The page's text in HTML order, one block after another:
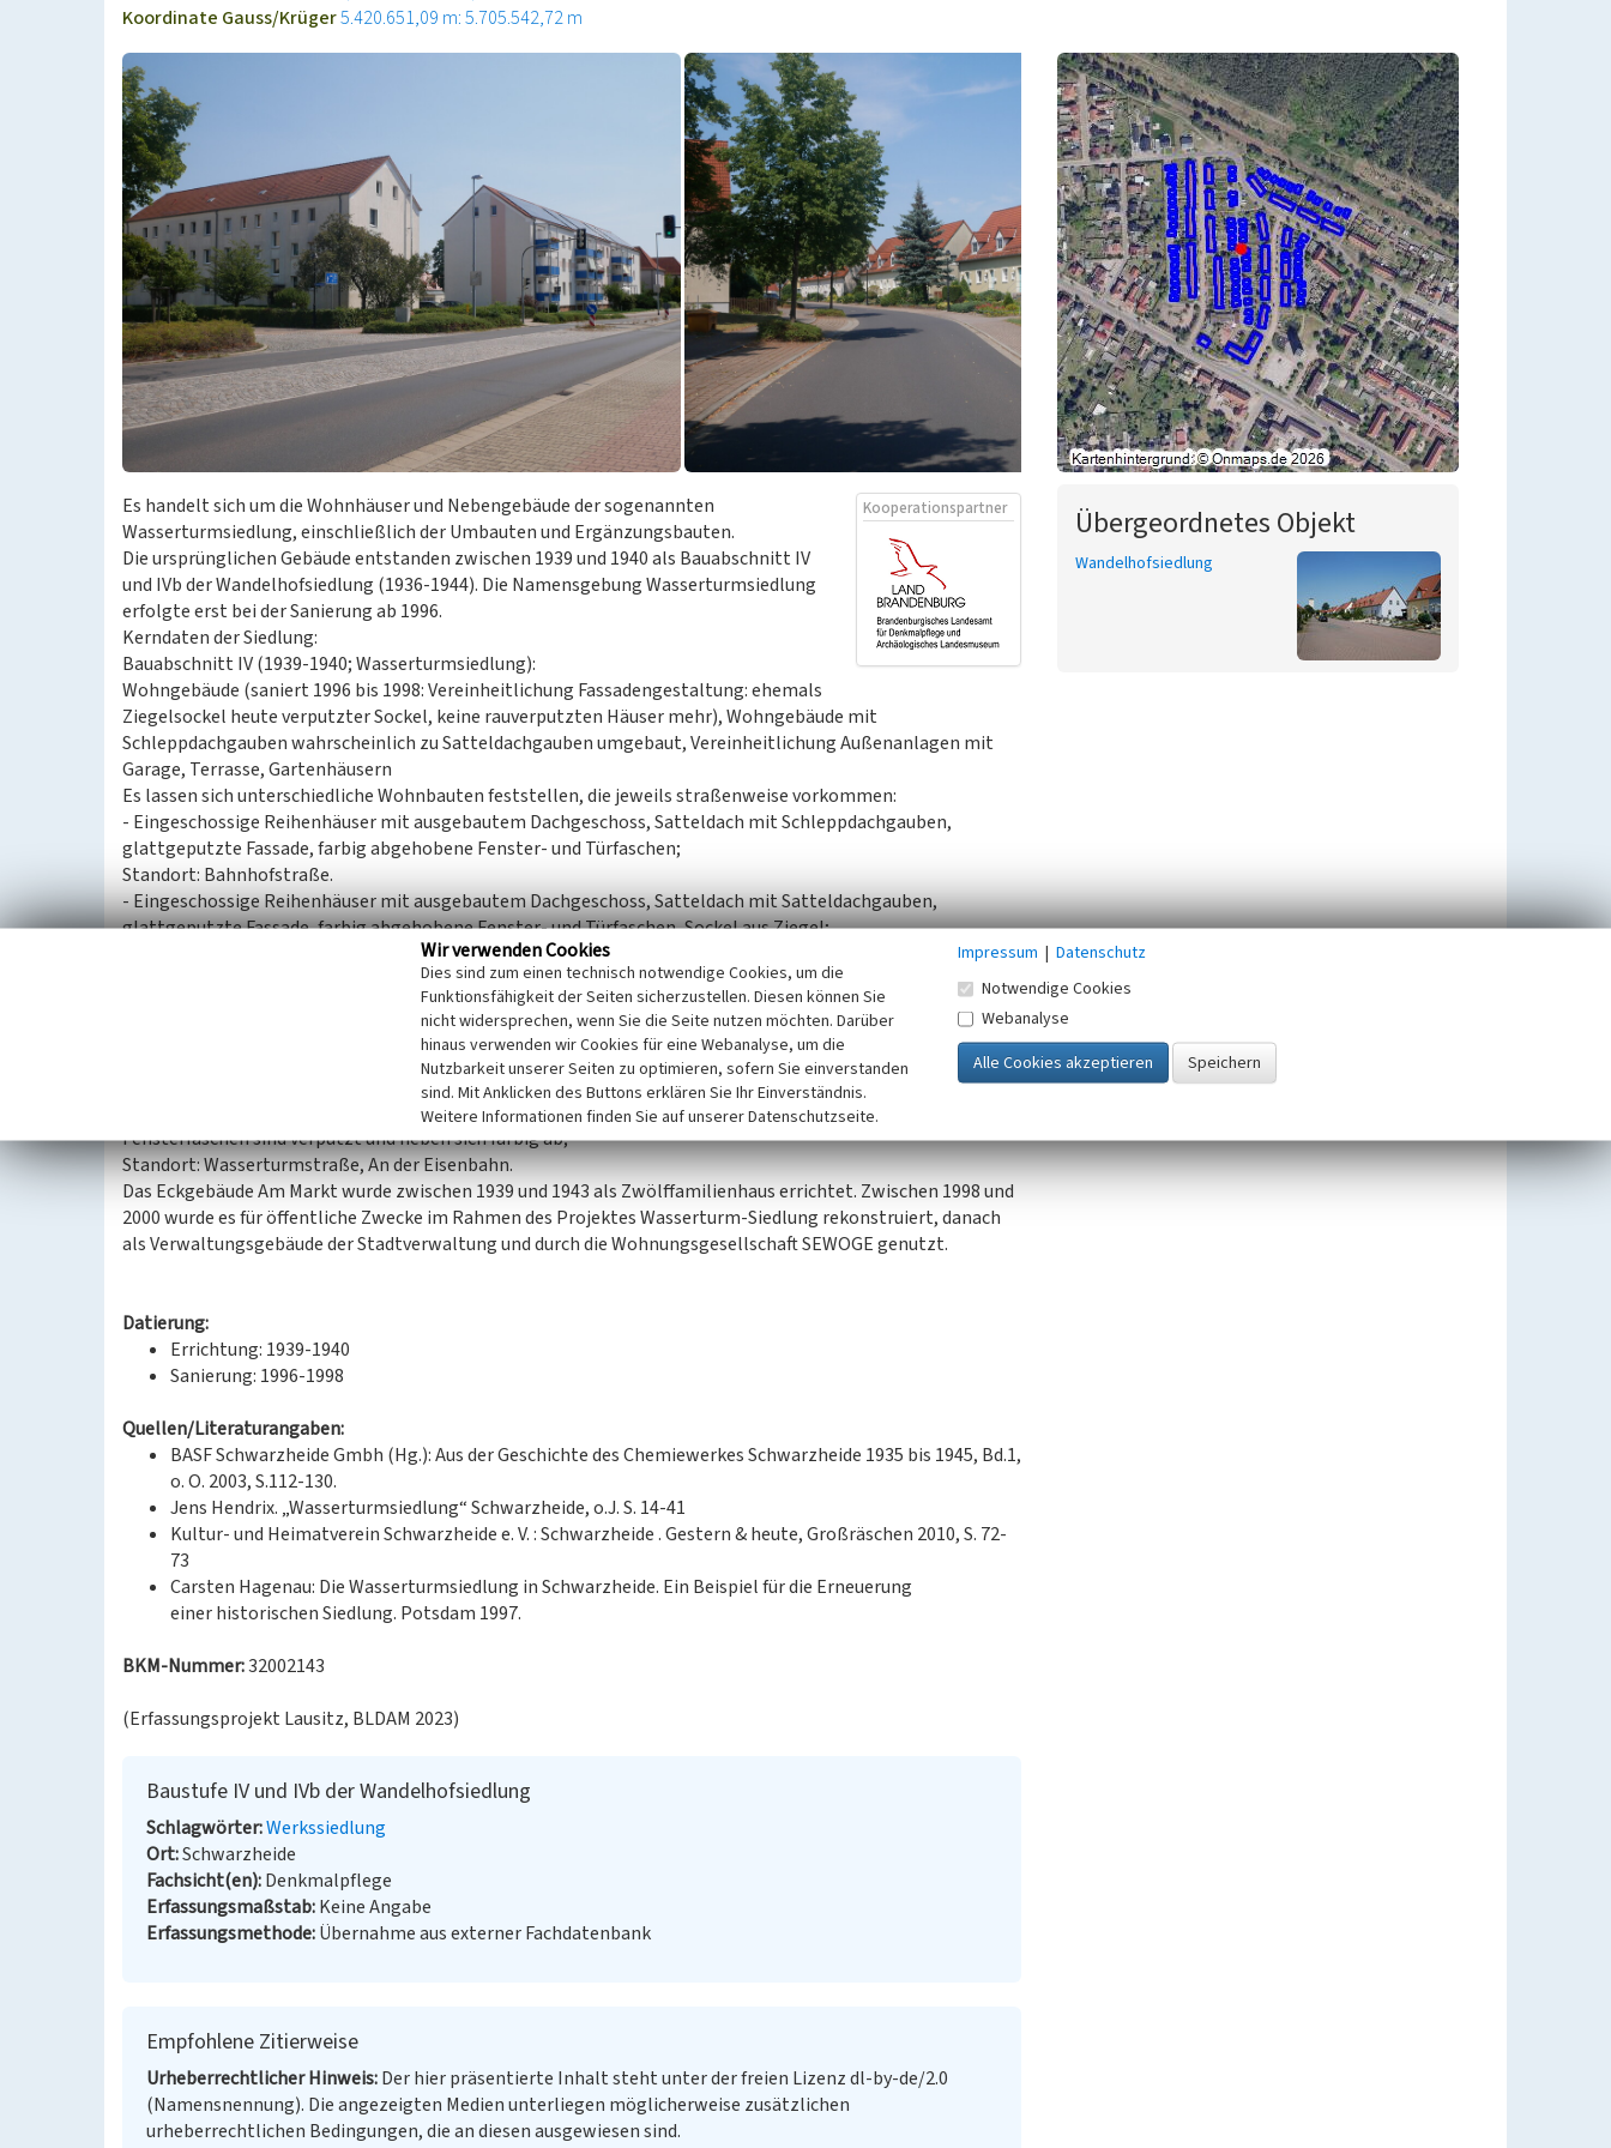
Koordinate Gauss/Krüger5.420.651,09 m: 5.705.542,72 m
Kooperationspartner
Es handelt sich um die Wohnhäuser und Nebengebäude der sogenannten
Wasserturmsiedlung, einschließlich der Umbauten und Ergänzungsbauten.
Die ursprünglichen Gebäude entstanden zwischen 1939 und 1940 als Bauabschnitt IV
und IVb der Wandelhofsiedlung (1936-1944). Die Namensgebung Wasserturmsiedlung
erfolgte erst bei der Sanierung ab 1996.
Kerndaten der Siedlung:
Bauabschnitt IV (1939-1940; Wasserturmsiedlung):
Wohngebäude (saniert 1996 bis 1998: Vereinheitlichung Fassadengestaltung: ehemals
Ziegelsockel heute verputzter Sockel, keine rauverputzten Häuser mehr), Wohngebäude mit
Schleppdachgauben wahrscheinlich zu Satteldachgauben umgebaut, Vereinheitlichung Außenanlagen mit
Garage, Terrasse, Gartenhäusern
Es lassen sich unterschiedliche Wohnbauten feststellen, die jeweils straßenweise vorkommen:
- Eingeschossige Reihenhäuser mit ausgebautem Dachgeschoss, Satteldach mit Schleppdachgauben,
glattgeputzte Fassade, farbig abgehobene Fenster- und Türfaschen;
Standort: Bahnhofstraße.
- Eingeschossige Reihenhäuser mit ausgebautem Dachgeschoss, Satteldach mit Satteldachgauben,
glattgeputzte Fassade, farbig abgehobene Fenster- und Türfaschen, Sockel aus Ziegel;
Standort: Rosa-Luxemburg-Straße, An der Eisenbahn.
- Eingeschossige Reihenhäuser mit ausgebautem Dachgeschoss, Satteldach mit Satteldachgauben,
raugeputzte Fassade, glattgeputzte sowie farbig abgehobene Fenster- und Türfaschen, Sockel aus Ziegel,
Straßenfassade mit „wechselndem Rhythmus“: Türen benachbarter Wohneinheiten sind nebeneinander
Standort: Eisenbahnstraße, An der Eisenbahn.
- Zweigeschossige Reihenhäuser mit Satteldach, raugeputzter Fassade und Ziegelsockel. Die Tür- und
Fensterfaschen sind verputzt und heben sich farbig ab;
Standort: Wasserturmstraße, An der Eisenbahn.
Das Eckgebäude Am Markt wurde zwischen 1939 und 1943 als Zwölffamilienhaus errichtet. Zwischen 1998 und
2000 wurde es für öffentliche Zwecke im Rahmen des Projektes Wasserturm-Siedlung rekonstruiert, danach
als Verwaltungsgebäude der Stadtverwaltung und durch die Wohnungsgesellschaft SEWOGE genutzt.
Datierung:
Errichtung: 1939-1940
Sanierung: 1996-1998
Quellen/Literaturangaben:
BASF Schwarzheide Gmbh (Hg.): Aus der Geschichte des Chemiewerkes Schwarzheide 1935 bis 1945, Bd.1,
o. O. 2003, S.112-130.
Jens Hendrix. „Wasserturmsiedlung“ Schwarzheide, o.J. S. 14-41
Kultur- und Heimatverein Schwarzheide e. V. : Schwarzheide . Gestern & heute, Großräschen 2010, S. 72-
73
Carsten Hagenau: Die Wasserturmsiedlung in Schwarzheide. Ein Beispiel für die Erneuerung
einer historischen Siedlung. Potsdam 1997.
BKM-Nummer:32002143
(Erfassungsprojekt Lausitz, BLDAM 2023)
Baustufe IV und IVb der Wandelhofsiedlung
Schlagwörter Werkssiedlung
Ort Schwarzheide
Fachsicht(en) Denkmalpflege
Erfassungsmaßstab Keine Angabe
Erfassungsmethode Übernahme aus externer Fachdatenbank
Empfohlene Zitierweise
Urheberrechtlicher Hinweis Der hier präsentierte Inhalt steht unter der freien Lizenz dl-by-de/2.0
(Namensnennung). Die angezeigten Medien unterliegen möglicherweise zusätzlichen
urheberrechtlichen Bedingungen, die an diesen ausgewiesen sind.
Übergeordnetes Objekt
Wandelhofsiedlung
Wir verwenden Cookies
Dies sind zum einen technisch notwendige Cookies, um die
Funktionsfähigkeit der Seiten sicherzustellen. Diesen können Sie
nicht widersprechen, wenn Sie die Seite nutzen möchten. Darüber
hinaus verwenden wir Cookies für eine Webanalyse, um die
Nutzbarkeit unserer Seiten zu optimieren, sofern Sie einverstanden
sind. Mit Anklicken des Buttons erklären Sie Ihr Einverständnis.
Weitere Informationen finden Sie auf unserer Datenschutzseite.
Impressum | Datenschutz
Notwendige Cookies
Webanalyse